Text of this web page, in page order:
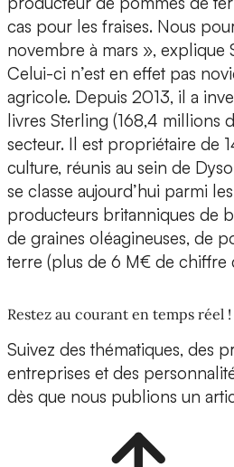
cas pour les fraises. Nous
novembre à mars », explique
Celui-ci n’est en effet pas
agricole. Depuis 2013, il a
livres Sterling (168,4 millions
secteur. Il est propriétaire de
culture, réunis au sein de
se classe aujourd’hui parmi
producteurs britanniques de
de graines oléagineuses, de
terre (plus de 6 M€ de chiffre
Restez au courant en temps réel !
Suivez des thématiques, des
entreprises et des
dès que nous publions un